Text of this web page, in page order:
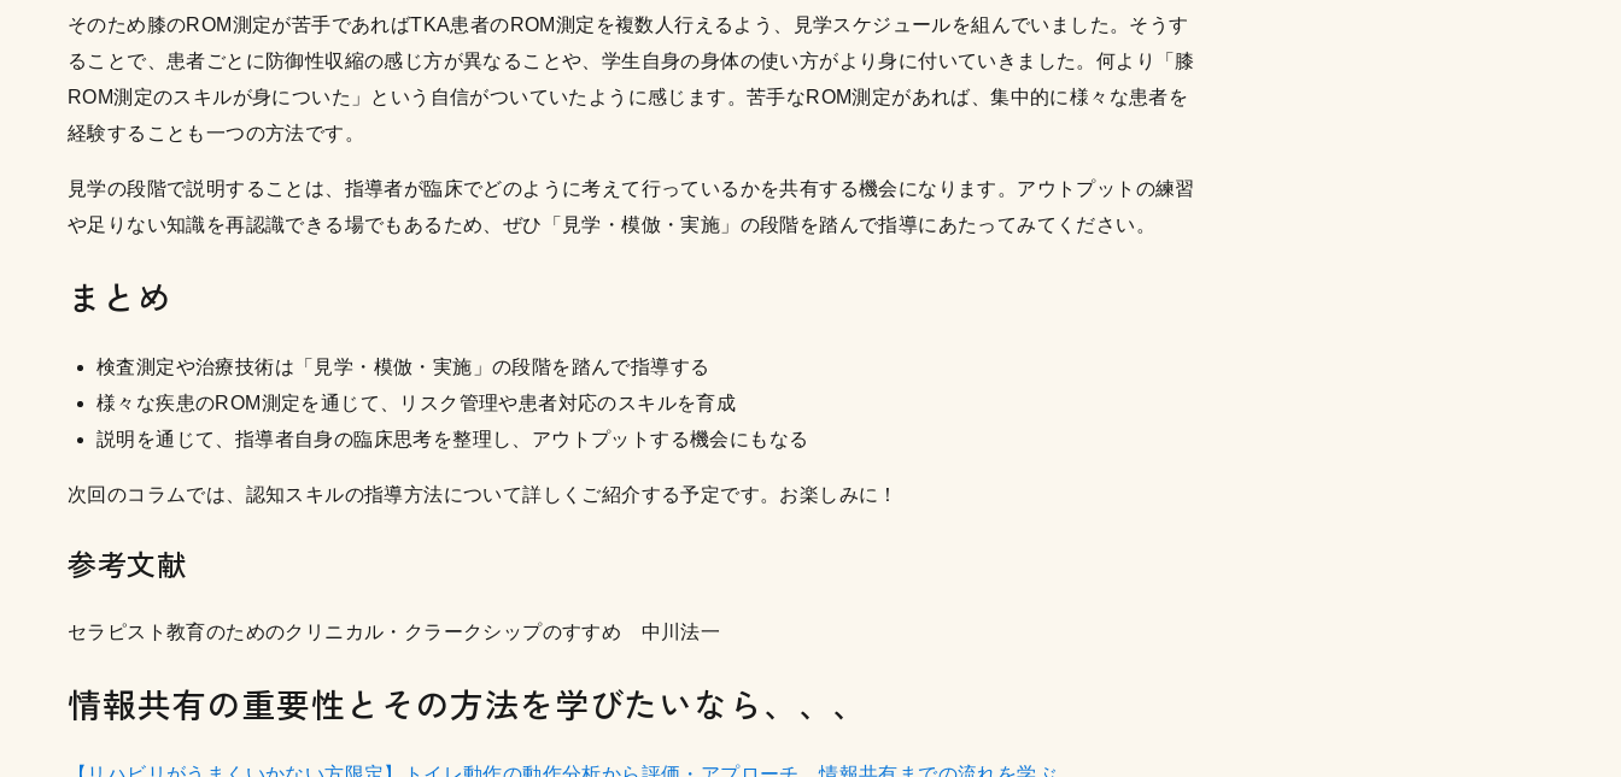
そのため膝のROM測定が苦手であればTKA患者のROM測定を複数人行えるよう、見学スケジュールを組んでいました。そうす
ることで、患者ごとに防御性収縮の感じ方が異なることや、学生自身の身体の使い方がより身に付いていきました。何より「膝
ROM測定のスキルが身についた」という自信がついていたように感じます。苦手なROM測定があれば、集中的に様々な患者を
経験することも一つの方法です。
見学の段階で説明することは、指導者が臨床でどのように考えて行っているかを共有する機会になります。アウトプットの練習
や足りない知識を再認識できる場でもあるため、ぜひ「見学・模倣・実施」の段階を踏んで指導にあたってみてください。
まとめ
検査測定や治療技術は「見学・模倣・実施」の段階を踏んで指導する
様々な疾患のROM測定を通じて、リスク管理や患者対応のスキルを育成
説明を通じて、指導者自身の臨床思考を整理し、アウトプットする機会にもなる
次回のコラムでは、認知スキルの指導方法について詳しくご紹介する予定です。お楽しみに！
参考文献
セラピスト教育のためのクリニカル・クラークシップのすすめ 中川法一
情報共有の重要性とその方法を学びたいなら、、、